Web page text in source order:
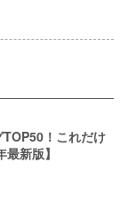
！これだけ
新版】